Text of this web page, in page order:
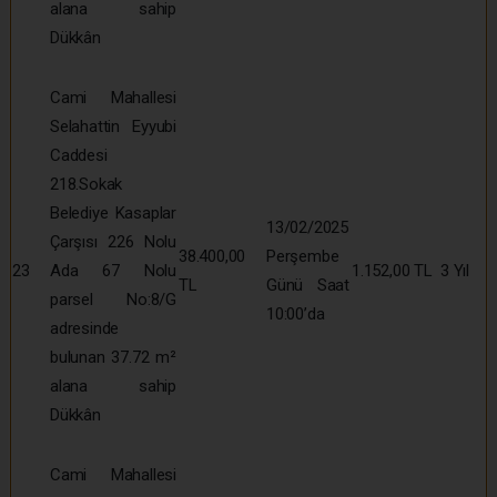
alana sahip
Dükkân
23
Cami Mahallesi
Selahattin Eyyubi
Caddesi
218.Sokak
Belediye Kasaplar
Çarşısı 226 Nolu
Ada 67 Nolu
parsel No:8/G
adresinde
bulunan 37.72 m²
alana sahip
Dükkân
38.400,00
TL
13/02/2025
Perşembe
Günü Saat
10:00’da
1.152,00 TL 3 Yıl
Cami Mahallesi